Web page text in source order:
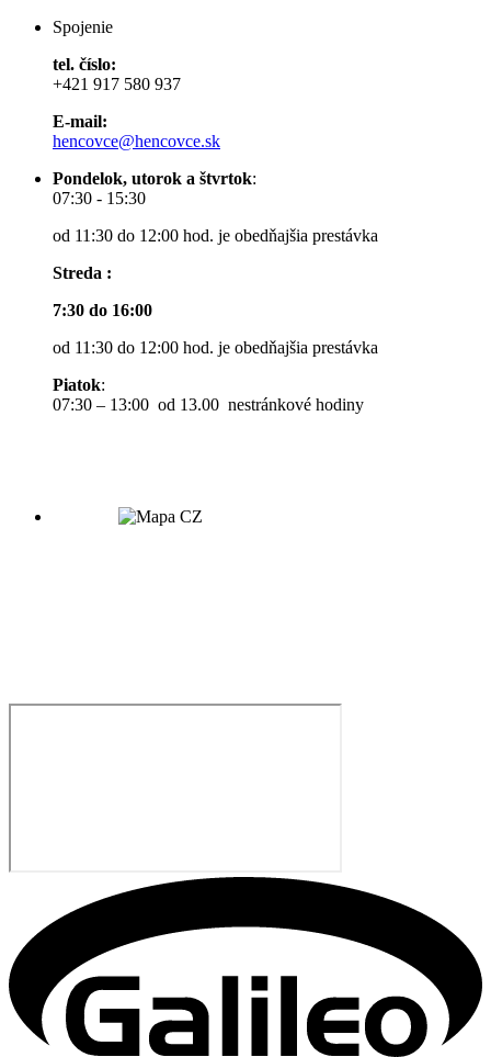
Spojenie
tel. číslo:
+421 917 580 937
E-mail:
hencovce@hencovce.sk
Pondelok, utorok a štvrtok:
07:30 - 15:30
od 11:30 do 12:00 hod. je obedňajšia prestávka
Streda :
7:30 do 16:00
od 11:30 do 12:00 hod. je obedňajšia prestávka
Piatok:
07:30 – 13:00 od 13.00 nestránkové hodiny